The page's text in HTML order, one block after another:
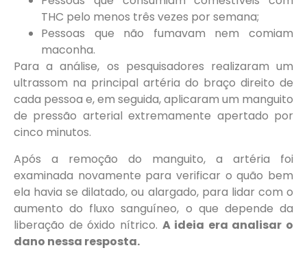
THC pelo menos três vezes por semana;
Pessoas que não fumavam nem comiam
maconha.
Para a análise, os pesquisadores realizaram um
ultrassom na principal artéria do braço direito de
cada pessoa e, em seguida, aplicaram um manguito
de pressão arterial extremamente apertado por
cinco minutos.
Após a remoção do manguito, a artéria foi
examinada novamente para verificar o quão bem
ela havia se dilatado, ou alargado, para lidar com o
aumento do fluxo sanguíneo, o que depende da
liberação de óxido nítrico. A ideia era analisar o
dano nessa resposta.